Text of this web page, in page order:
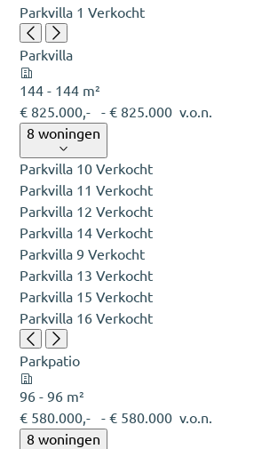
Parkvilla 1Verkocht
Parkvilla
144 - 144 m²
€ 825.000,-
- € 825.000 v.o.n.
8 woningen
Parkvilla 10Verkocht
Parkvilla 11Verkocht
Parkvilla 12Verkocht
Parkvilla 14Verkocht
Parkvilla 9Verkocht
Parkvilla 13Verkocht
Parkvilla 15Verkocht
Parkvilla 16Verkocht
Parkpatio
96 - 96 m²
€ 580.000,-
- € 580.000 v.o.n.
8 woningen